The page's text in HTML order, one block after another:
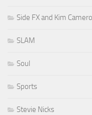
Side FX and Kim
SLAM
Soul
Sports
Stevie Nicks